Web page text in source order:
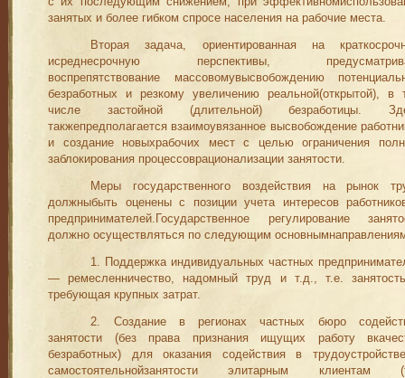
занятых и более гибком спросе населения на рабочие места.
Вторая задача, ориентированная на
исреднесроч­ную перспективы,
воспрепятствование массовомувысвобождению
безработных и резкому увеличению реальной(открытой), в
числе застойной (длительной) безрабо­тицы.
такжепредполагается взаимоувязанное высвобождение
и создание новыхрабочих мест с целью ограничения
заблокирования процессоврационализации занятости.
Меры государственного воздействия на рынок
должныбыть оценены с позиции учета интересов
предпринимателей.Государственное регулирование
должно осуществляться по следующим
1. Поддержка индивидуальных частных
— ремесленничество, надомный труд и т.д., т.е.
требующая крупных затрат.
2. Создание в регионах частных бюро соде
занятости (без права признания ищущих работу
безработных) для оказания содействия в
самостоятельнойзанятости элитарным клиентам